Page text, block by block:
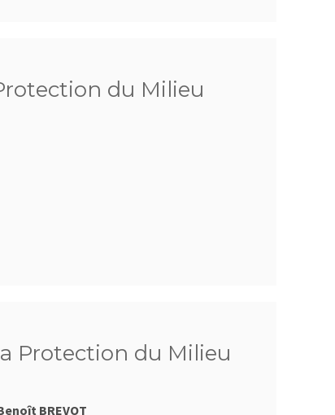
du Milieu
Protection du Milieu
BREVOT